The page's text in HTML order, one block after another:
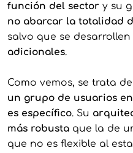
función del sector y su
no abarcar la totalidad
salvo que se desarrollen
adicionales.
Como vemos, se trata
un grupo de usuarios
es específico. Su
más robustaque la de
que no es flexible al